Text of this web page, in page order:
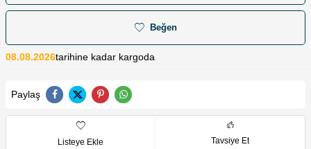
Beğen
08.08.2026tarihine kadar kargoda
Paylaş
Listeye Ekle Tavsiye Et